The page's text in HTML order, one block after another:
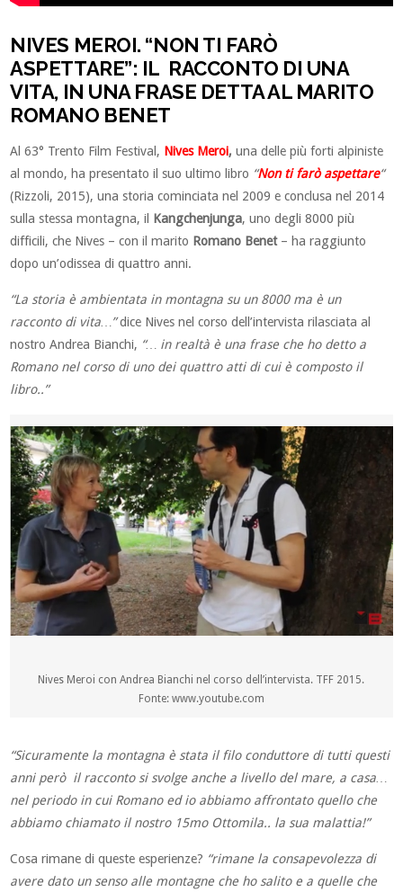
NIVES MEROI. “NON TI FARÒ
ASPETTARE”: IL RACCONTO DI UNA
VITA, IN UNA FRASE DETTA AL MARITO
ROMANO BENET
Al 63° Trento Film Festival, Nives Meroi,una delle più forti alpiniste
al mondo, ha presentato il suo ultimo libro “Non ti farò aspettare“
(Rizzoli, 2015), una storia cominciata nel 2009 e conclusa nel 2014
sulla stessa montagna, il
Kangchenjunga, uno degli 8000 più
difficili, che Nives – con il marito Romano Benet– ha raggiunto
dopo un’odissea di quattro anni.
“La storia è ambientata in montagna su un 8000 ma è un
racconto di vita…”dice Nives nel corso dell’intervista rilasciata al
nostro Andrea Bianchi, “… in realtà è una frase che ho detto a
Romano nel corso di uno dei quattro atti di cui è composto il
libro..”
Nives Meroi con Andrea Bianchi nel corso dell’intervista. TFF 2015.
Fonte: www.youtube.com
“Sicuramente la montagna è stata il filo conduttore di tutti questi
anni però il racconto si svolge anche a livello del mare, a casa…
nel periodo in cui Romano ed io abbiamo affrontato quello che
abbiamo chiamato il nostro 15mo Ottomila.. la sua malattia!”
Cosa rimane di queste esperienze? “rimane la consapevolezza di
avere dato un senso alle montagne che ho salito e a quelle che